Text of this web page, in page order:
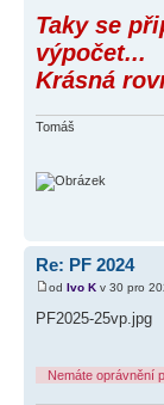
Taky se
výpočet...
Krásná
Tomáš
Re: PF 2024
od Ivo K v 30 pro
PF2025-25vp.jpg
Nemáte oprávnění